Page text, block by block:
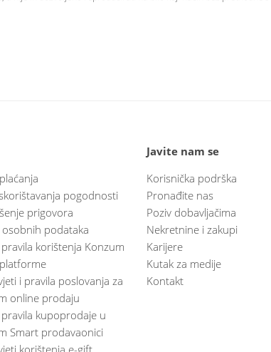
pogodnosti
prigovora
osobnih podataka
korištenja Konzum
i pravila poslovanja za
online prodaju
pravila kupoprodaje u
Smart prodavaonici
korištenja e-gift
Javite nam se
Korisnička podrška
Pronađite nas
Poziv dobavljačima
Nekretnine i zakupi
Karijere
Kutak za medije
Kontakt